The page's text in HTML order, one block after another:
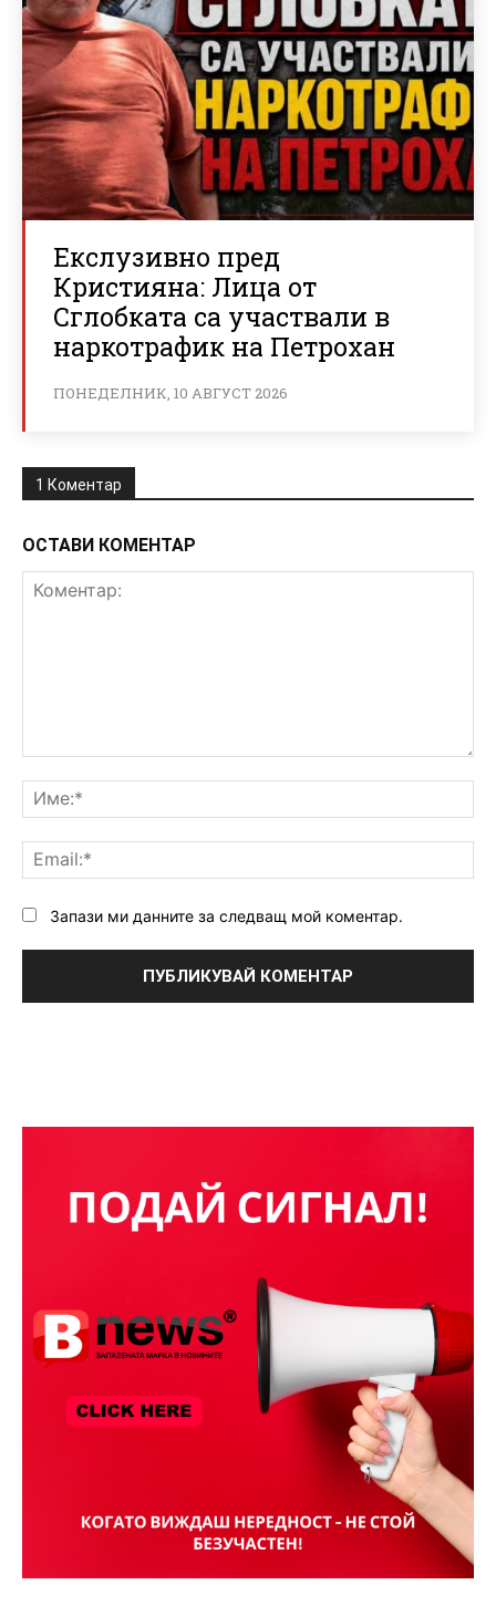
Екслузивно пред
Кристияна: Лица от
Сглобката са участвали в
наркотрафик на Петрохан
ПОНЕДЕЛНИК, 10 АВГУСТ 2026
1 Коментар
ОСТАВИ КОМЕНТАР
Запази ми данните за следващ мой коментар.